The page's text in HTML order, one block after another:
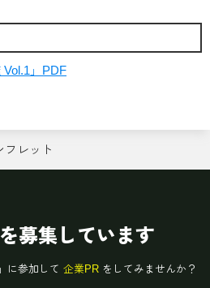
Vol.1」PDF
フレット
募集しています
に参加して 企業PR をしてみませんか？